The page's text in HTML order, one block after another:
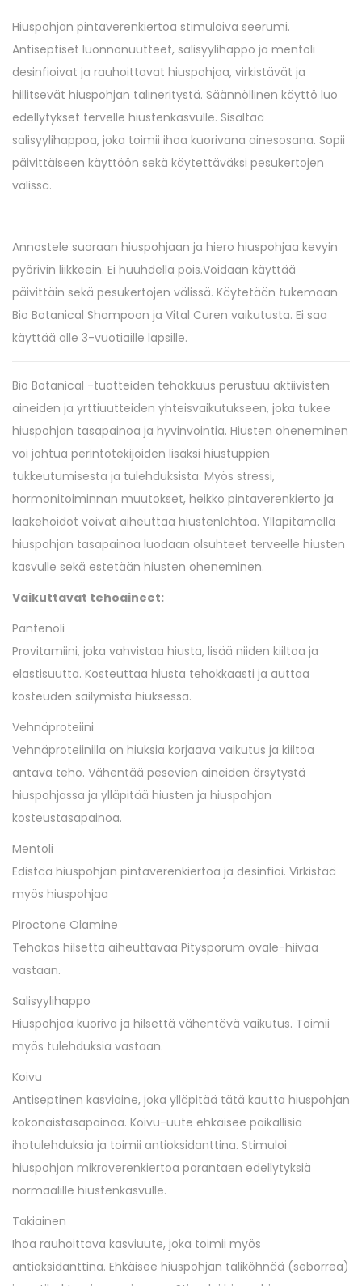
Hiuspohjan pintaverenkiertoa stimuloiva seerumi.
Antiseptiset luonnonuutteet, salisyylihappo ja mentoli
desinfioivat ja rauhoittavat hiuspohjaa, virkistävät ja
hillitsevät hiuspohjan talineritystä. Säännöllinen käyttö luo
edellytykset tervelle hiustenkasvulle. Sisältää
salisyylihappoa, joka toimii ihoa kuorivana ainesosana. Sopii
päivittäiseen käyttöön sekä käytettäväksi pesukertojen
välissä.
Annostele suoraan hiuspohjaan ja hiero hiuspohjaa kevyin
pyörivin liikkeein. Ei huuhdella pois.Voidaan käyttää
päivittäin sekä pesukertojen välissä. Käytetään tukemaan
Bio Botanical Shampoon ja Vital Curen vaikutusta. Ei saa
käyttää alle 3-vuotiaille lapsille.
Bio Botanical -tuotteiden tehokkuus perustuu aktiivisten
aineiden ja yrttiuutteiden yhteisvaikutukseen, joka tukee
hiuspohjan tasapainoa ja hyvinvointia. Hiusten oheneminen
voi johtua perintötekijöiden lisäksi hiustuppien
tukkeutumisesta ja tulehduksista. Myös stressi,
hormonitoiminnan muutokset, heikko pintaverenkierto ja
lääkehoidot voivat aiheuttaa hiustenlähtöä. Ylläpitämällä
hiuspohjan tasapainoa luodaan olsuhteet terveelle hiusten
kasvulle sekä estetään hiusten oheneminen.
Vaikuttavat tehoaineet:
Pantenoli
Provitamiini, joka vahvistaa hiusta, lisää niiden kiiltoa ja
elastisuutta. Kosteuttaa hiusta tehokkaasti ja auttaa
kosteuden säilymistä hiuksessa.
Vehnäproteiini
Vehnäproteiinilla on hiuksia korjaava vaikutus ja kiiltoa
antava teho. Vähentää pesevien aineiden ärsytystä
hiuspohjassa ja ylläpitää hiusten ja hiuspohjan
kosteustasapainoa.
Mentoli
Edistää hiuspohjan pintaverenkiertoa ja desinfioi. Virkistää
myös hiuspohjaa
Piroctone Olamine
Tehokas hilsettä aiheuttavaa Pitysporum ovale-hiivaa
vastaan.
Salisyylihappo
Hiuspohjaa kuoriva ja hilsettä vähentävä vaikutus. Toimii
myös tulehduksia vastaan.
Koivu
Antiseptinen kasviaine, joka ylläpitää tätä kautta hiuspohjan
kokonaistasapainoa. Koivu-uute ehkäisee paikallisia
ihotulehduksia ja toimii antioksidanttina. Stimuloi
hiuspohjan mikroverenkiertoa parantaen edellytyksiä
normaalille hiustenkasvulle.
Takiainen
Ihoa rauhoittava kasviuute, joka toimii myös
antioksidanttina. Ehkäisee hiuspohjan taliköhnää (seborrea)